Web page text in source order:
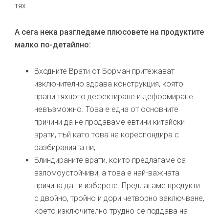
тях.
А сега нека разгледаме плюсовете на продуктите
малко по-детайлно:
Входните Врати от Борман притежават
изключително здрава конструкция, която
прави тяхното дефектиране и деформиране
невъзможно. Това е една от основните
причини да не продаваме евтини китайски
врати, тъй като това не кореспондира с
разбиранията ни;
Блиндираните врати, които предлагаме са
взломоустойчиви, а това е най-важната
причина да ги изберете. Предлагаме продукти
с двойно, тройно и дори четворно заключване,
което изключително трудно се поддава на